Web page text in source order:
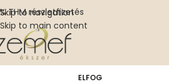
Skip to navigation
Skip to main content
THM részletfizetés
ELFOG